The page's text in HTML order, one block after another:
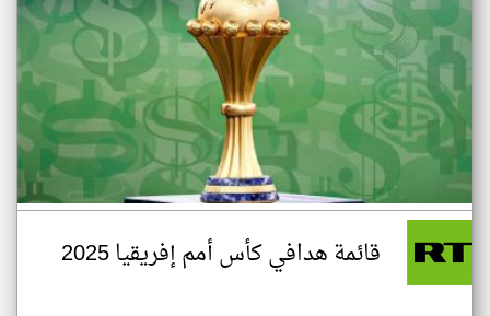
قائمة هدافي كأس أمم إفريقيا 2025